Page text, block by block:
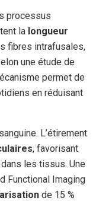
processus
la longueur
fibres intrafusales,
une étude de
permet de
en réduisant
L’étirement
, favorisant
les tissus. Une
Functional Imaging
de 15 %